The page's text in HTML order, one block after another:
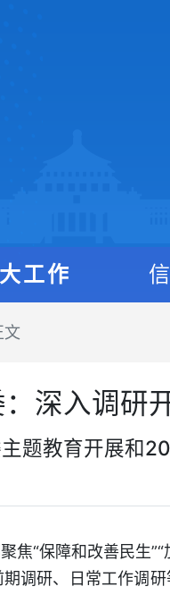
工作
文
深入调研
题教育开展和
焦“保障和改善民生
调研、日常工作调